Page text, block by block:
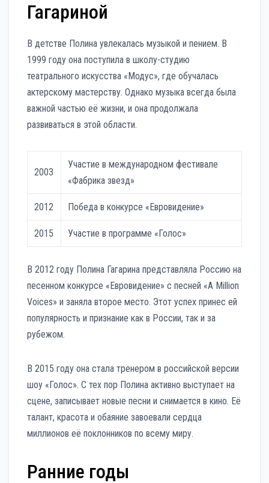
Гагариной
В детстве Полина увлекалась музыкой и пением. В
1999 году она поступила в школу-студию
театрального искусства «Модус», где обучалась
актерскому мастерству. Однако музыка всегда была
важной частью её жизни, и она продолжала
развиваться в этой области.
2003
Участие в международном фестивале
«Фабрика звезд»
2012 Победа в конкурсе «Евровидение»
2015 Участие в программе «Голос»
В 2012 году Полина Гагарина представляла Россию на
песенном конкурсе «Евровидение» с песней «A Million
Voices» и заняла второе место. Этот успех принес ей
популярность и признание как в России, так и за
рубежом.
В 2015 году она стала тренером в российской версии
шоу «Голос». С тех пор Полина активно выступает на
сцене, записывает новые песни и снимается в кино. Её
талант, красота и обаяние завоевали сердца
миллионов её поклонников по всему миру.
Ранние годы